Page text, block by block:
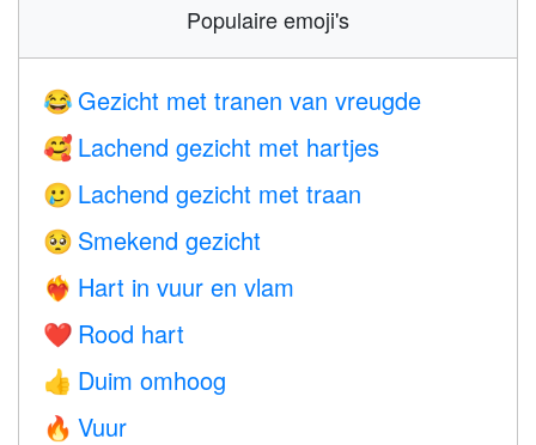
Populaire emoji's
😂 Gezicht met tranen van vreugde
🥰 Lachend gezicht met hartjes
🥲 Lachend gezicht met traan
🥺 Smekend gezicht
❤️‍🔥 Hart in vuur en vlam
❤️ Rood hart
👍 Duim omhoog
🔥 Vuur